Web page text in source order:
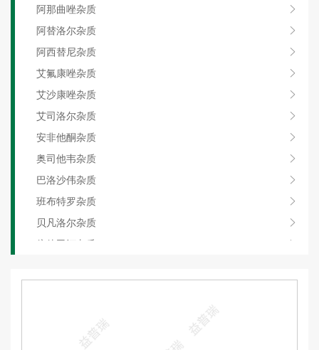
阿那曲唑杂质
阿替洛尔杂质
阿西替尼杂质
艾氟康唑杂质
艾沙康唑杂质
艾司洛尔杂质
安非他酮杂质
奥司他韦杂质
巴洛沙伟杂质
班布特罗杂质
贝凡洛尔杂质
倍他司汀杂质
福莫特罗杂质